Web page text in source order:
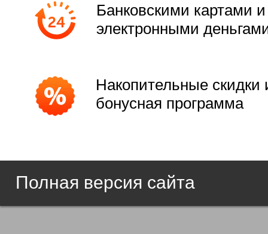
Банковскими картами и
электронными
Накопительные скидки
бонусная программа
Полная версия сайта